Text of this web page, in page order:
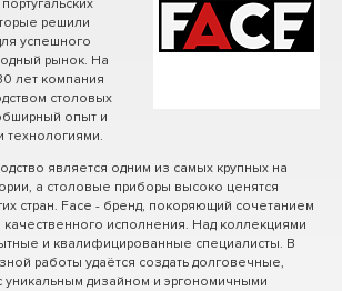
решили
успешного
рынок. На
лет компания
столовых
опыт и
технологиями.
является одним из самых крупных на
а столовые приборы высоко ценятся
стран. Face - бренд, покоряющий сочетанием
качественного исполнения. Над коллекциями
и квалифицированные специалисты. В
работы удаётся создать долговечные,
дизайном и эргономичными